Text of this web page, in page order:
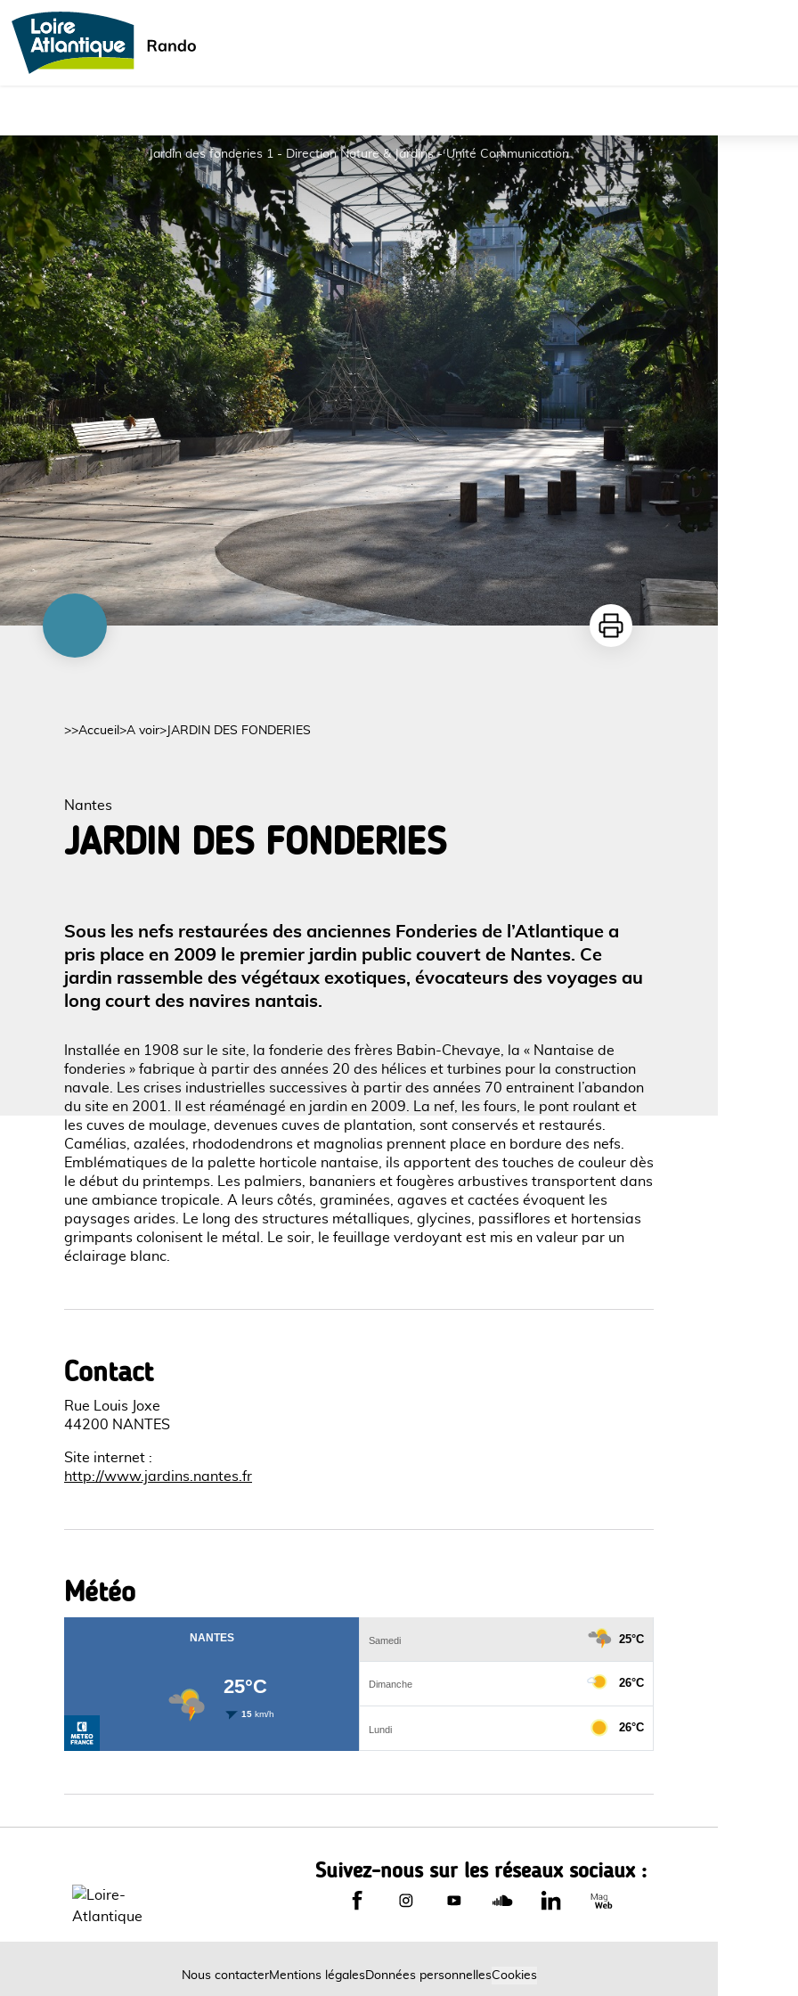
Jardin des fonderies 1 - Direction Nature & Jardins - Unité Communication
Imprimer
>>Accueil >A voir> JARDIN DES FONDERIES
Nantes
JARDIN DES FONDERIES
Sous les nefs restaurées des anciennes Fonderies de l’Atlantique a
pris place en 2009 le premier jardin public couvert de Nantes. Ce
jardin rassemble des végétaux exotiques, évocateurs des voyages au
long court des navires nantais.
Installée en 1908 sur le site, la fonderie des frères Babin-Chevaye, la « Nantaise de
fonderies » fabrique à partir des années 20 des hélices et turbines pour la construction
navale. Les crises industrielles successives à partir des années 70 entrainent l’abandon
du site en 2001. Il est réaménagé en jardin en 2009. La nef, les fours, le pont roulant et
les cuves de moulage, devenues cuves de plantation, sont conservés et restaurés.
Camélias, azalées, rhododendrons et magnolias prennent place en bordure des nefs.
Emblématiques de la palette horticole nantaise, ils apportent des touches de couleur dès
le début du printemps. Les palmiers, bananiers et fougères arbustives transportent dans
une ambiance tropicale. A leurs côtés, graminées, agaves et cactées évoquent les
paysages arides. Le long des structures métalliques, glycines, passiflores et hortensias
grimpants colonisent le métal. Le soir, le feuillage verdoyant est mis en valeur par un
éclairage blanc.
Contact
Rue Louis Joxe
44200 NANTES
Site internet :
http://www.jardins.nantes.fr
Météo
Suivez-nous sur les réseaux sociaux :
Nous contacterMentions légalesDonnées personnellesCookies